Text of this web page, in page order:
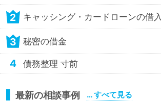
2 キャッシング・カードローンの借入
3 秘密の借金
4 債務整理 寸前
最新の相談事例 … すべて見る